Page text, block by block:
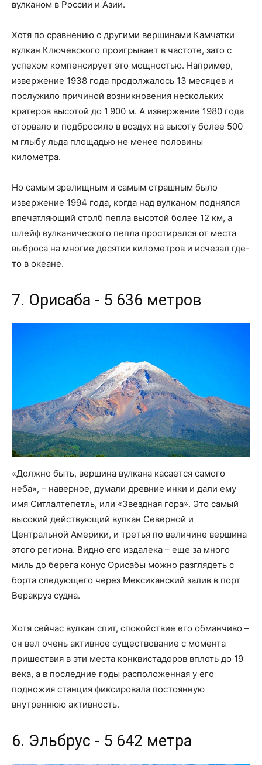
вулканом в России и Азии.
Хотя по сравнению с другими вершинами Камчатки
вулкан Ключевского проигрывает в частоте, зато с
успехом компенсирует это мощностью. Например,
извержение 1938 года продолжалось 13 месяцев и
послужило причиной возникновения нескольких
кратеров высотой до 1 900 м. А извержение 1980 года
оторвало и подбросило в воздух на высоту более 500
м глыбу льда площадью не менее половины
километра.
Но самым зрелищным и самым страшным было
извержение 1994 года, когда над вулканом поднялся
впечатляющий столб пепла высотой более 12 км, а
шлейф вулканического пепла простирался от места
выброса на многие десятки километров и исчезал где-
то в океане.
7. Орисаба - 5 636 метров
«Должно быть, вершина вулкана касается самого
неба», – наверное, думали древние инки и дали ему
имя Ситлалтепетль, или «Звездная гора». Это самый
высокий действующий вулкан Северной и
Центральной Америки, и третья по величине вершина
этого региона. Видно его издалека – еще за много
миль до берега конус Орисабы можно разглядеть с
борта следующего через Мексиканский залив в порт
Веракруз судна.
Хотя сейчас вулкан спит, спокойствие его обманчиво –
он вел очень активное существование с момента
пришествия в эти места конквистадоров вплоть до 19
века, а в последние годы расположенная у его
подножия станция фиксировала постоянную
внутреннюю активность.
6. Эльбрус - 5 642 метра